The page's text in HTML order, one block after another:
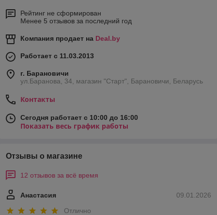
Рейтинг не сформирован
Менее 5 отзывов за последний год
Компания продает на Deal.by
Работает с 11.03.2013
г. Барановичи
ул.Баранова, 34, магазин "Старт", Барановичи, Беларусь
Контакты
Сегодня работает с 10:00 до 16:00
Показать весь график работы
Отзывы о магазине
12 отзывов за всё время
09.01.2026
Анастасия
Отлично